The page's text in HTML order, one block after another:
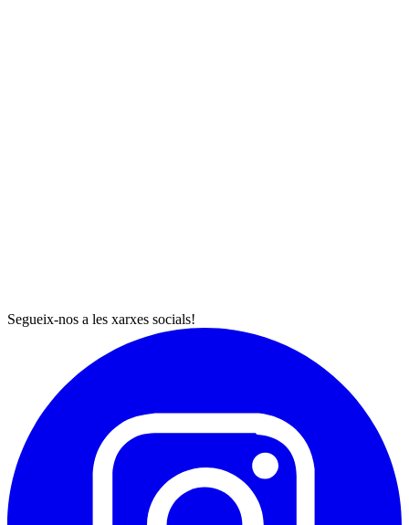
Segueix-nos a les xarxes socials!